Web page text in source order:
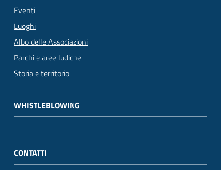
Eventi
Luoghi
Albo delle Associazioni
Parchi e aree ludiche
Storia e territorio
WHISTLEBLOWING
CONTATTI